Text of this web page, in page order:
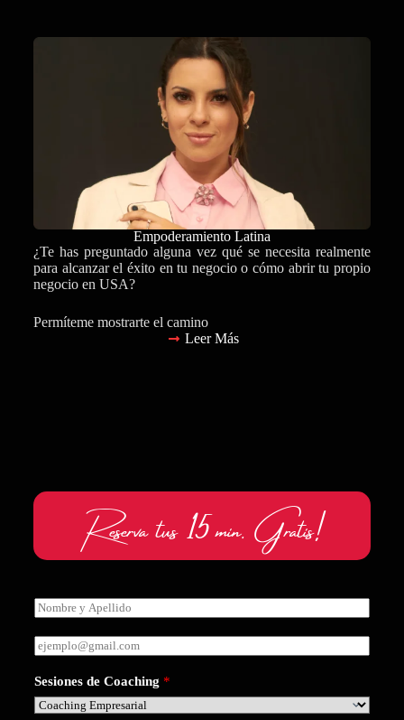
Empoderamiento Latina
¿Te has preguntado alguna vez qué se necesita realmente
para alcanzar el éxito en tu negocio o cómo abrir tu propio
negocio en USA?
Permíteme mostrarte el camino
Leer Más
Reserva tus 15 min. Gratis!
N
o
m
b
e
y
A
E
m
a
iSesiones de Coaching *